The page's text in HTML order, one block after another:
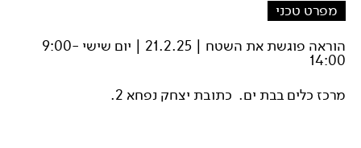
מפרט טכני
הוראה פוגשת את השטח | 21.2.25 | יום שישי 9:00-
14:00
מרכז כלים בבת ים. כתובת יצחק נפחא 2.